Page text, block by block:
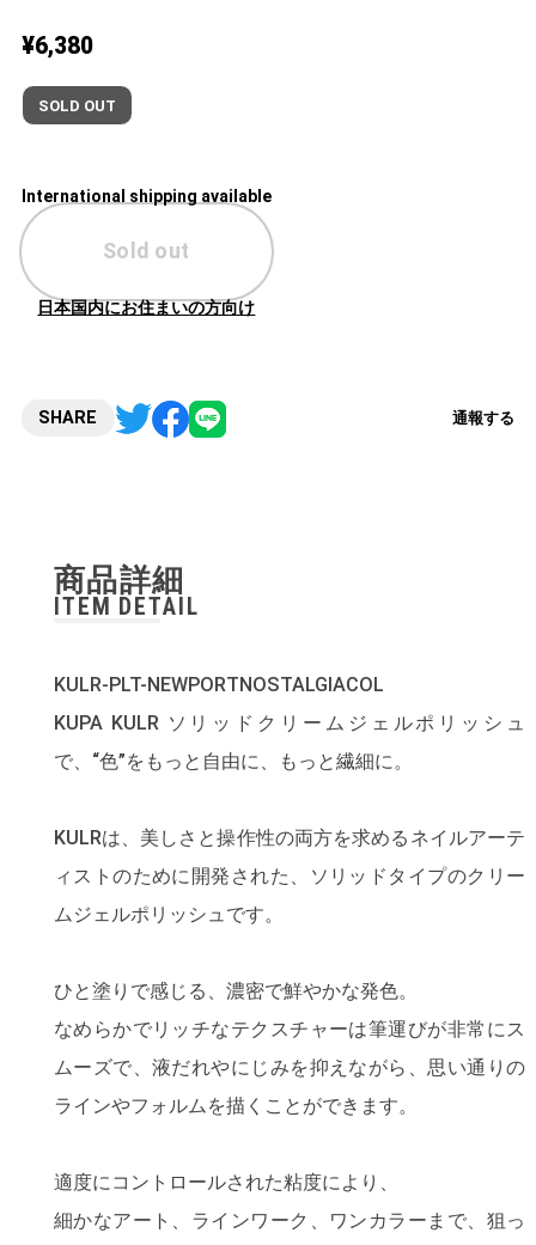
¥6,380
SOLD OUT
International shipping available
Sold out
日本国内にお住まいの方向け
SHARE 通報する
商品詳細
ITEM DETAIL
KULR-PLT-NEWPORTNOSTALGIACOL
KUPA KULR ソリッドクリームジェルポリッシュ
で、“色”をもっと自由に、もっと繊細に。
KULRは、美しさと操作性の両方を求めるネイルアーテ
ィストのために開発された、ソリッドタイプのクリー
ムジェルポリッシュです。
ひと塗りで感じる、濃密で鮮やかな発色。
なめらかでリッチなテクスチャーは筆運びが非常にス
ムーズで、液だれやにじみを抑えながら、思い通りの
ラインやフォルムを描くことができます。
適度にコントロールされた粘度により、
細かなアート、ラインワーク、ワンカラーまで、狙っ